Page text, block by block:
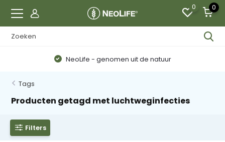
0 0
NeoLife - genomen uit de natuur
Tags
Producten getagd met luchtweginfecties
Filters